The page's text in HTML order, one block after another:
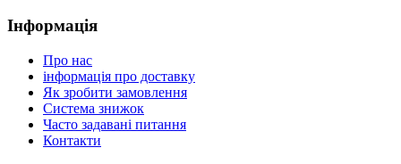
Інформація
Про нас
інформація про доставку
Як зробити замовлення
Система знижок
Часто задавані питання
Контакти